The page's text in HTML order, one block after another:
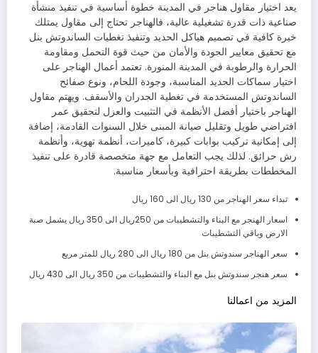
يعد اختيار مقاول هناجر في المدينة خطوة أساسية في تنفيذ منشأة
صناعية ذات قدرة تشغيلية عالية، فالهناجر تحتاج إلى مقاول يمتلك
خبرة كافية في تصميم هياكل الحديد وتنفيذ تغطيات الساندوتش بنل
مع تحقيق معايير الجودة والأمان من حيث قوة التحمل ومقاومة
الحرارة والرطوبة في المدينة المنورة. تعتمد أعمال الهناجر على
اختيار سماكات الحديد المناسبة، وجودة اللحام، ونوع صفائح
الساندوتش المستخدمة في تغطية الجدران والأسقف. ويهتم مقاول
الهناجر باختيار أفضل الأنظمة في التثبيت والعزل لتحقيق عمر
افتراضي طويل وتقليل صيانة المبنى خلال السنوات القادمة، إضافة
إلى إمكانية تركيب بوابات كبيرة، كاميرات، أنظمة تهوية، وأنظمة
رش حرائق. لذلك يجب التعامل مع جهة متخصصة قادرة على تنفيذ
المخططات بطريقة احترافية وبأسعار مناسبة.
تبداء سعر الهناجر من 130 ريال الى 160 ريال
اسعار الهنجر مع البناء والتشطيبات من 250ريال الى 350 ريال يشمل صبة
الارض وباقي التشطيبات
سعر الهناجر سندوتش بنل من 180 ريال الى 280 ريال للمتر مربع
سعر هنجر سندوتش بنل مع البناء والتشطيبات من 350 ريال الى 430 ريال
المزيد من اعمالنا